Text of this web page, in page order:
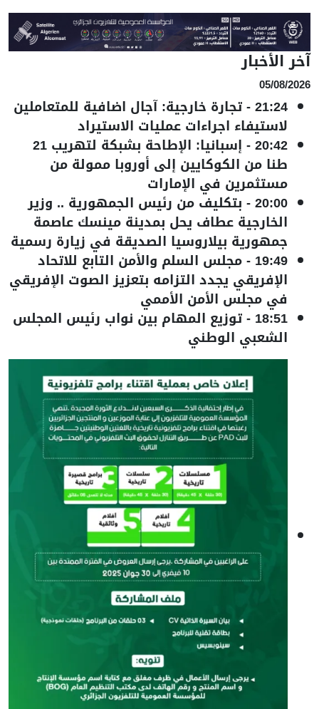
آخر الأخبار
05/08/2026
21:24
-تجارة خارجية: آجال اضافية للمتعاملين
لاستيفاء اجراءات عمليات الاستيراد
20:42
- إسبانيا: الإطاحة بشبكة لتهريب 21
طنا من الكوكايين إلى أوروبا ممولة من
مستثمرين في الإمارات
20:00
- بتكليف من رئيس الجمهورية .. وزير
الخارجية عطاف يحل بمدينة مينسك عاصمة
جمهورية بيلاروسيا الصديقة في زيارة رسمية
19:49
-مجلس السلم والأمن التابع للاتحاد
الإفريقي يجدد التزامه بتعزيز الصوت الإفريقي
في مجلس الأمن الأممي
18:51
-توزيع المهام بين نواب رئيس المجلس
الشعبي الوطني